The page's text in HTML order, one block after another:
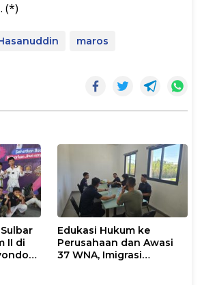
(*)
maros
II di
Edukasi Hukum ke
Perusahaan dan Awasi
37 WNA, Imigrasi